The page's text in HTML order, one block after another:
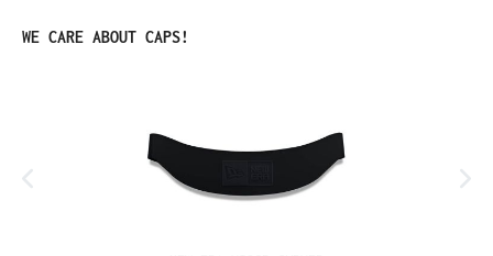
Produktgalerie überspringen
WE CARE ABOUT CAPS!